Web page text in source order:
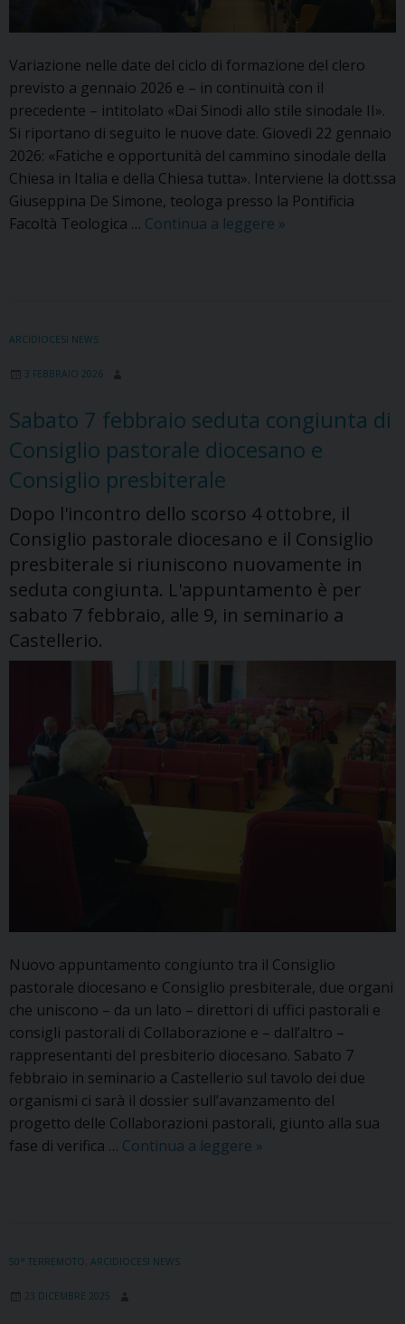
Variazione nelle date del ciclo di formazione del clero
previsto a gennaio 2026 e – in continuità con il
precedente – intitolato «Dai Sinodi allo stile sinodale II».
Si riportano di seguito le nuove date. Giovedì 22 gennaio
2026: «Fatiche e opportunità del cammino sinodale della
Chiesa in Italia e della Chiesa tutta». Interviene la dott.ssa
Giuseppina De Simone, teologa presso la Pontificia
Facoltà Teologica … Continua a leggere Variazione
e
febbraio
»
ARCIDIOCESI NEWS
3 FEBBRAIO 2026
Sabato 7 febbraio seduta congiunta di
Consiglio pastorale diocesano e
Consiglio presbiterale
Dopo l'incontro dello scorso 4 ottobre, il
Consiglio pastorale diocesano e il Consiglio
presbiterale si riuniscono nuovamente in
seduta congiunta. L'appuntamento è per
sabato 7 febbraio, alle 9, in seminario a
Castellerio.
Nuovo appuntamento congiunto tra il Consiglio
pastorale diocesano e Consiglio presbiterale, due organi
che uniscono – da un lato – direttori di uffici pastorali e
consigli pastorali di Collaborazione e – dall’altro –
rappresentanti del presbiterio diocesano. Sabato 7
febbraio in seminario a Castellerio sul tavolo dei due
organismi ci sarà il dossier sull’avanzamento del
progetto delle Collaborazioni pastorali, giunto alla sua
fase di verifica … Continua a leggere Sabato
»
50° TERREMOTO ARCIDIOCESI NEWS
23 DICEMBRE 2025